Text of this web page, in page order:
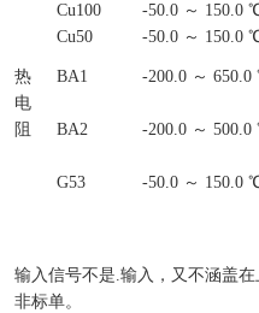
热
电
阻
Cu100
-50.0 ～ 150.0
Cu50
-50.0 ～ 150.0
BA1 -200.0 ～
BA2 -200.0 ～
G53 -50.0 ～ 150.0
输入信号不是.输入，又不涵盖
非标单。